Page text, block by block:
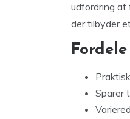
udfordring at
der tilbyder
Sparer